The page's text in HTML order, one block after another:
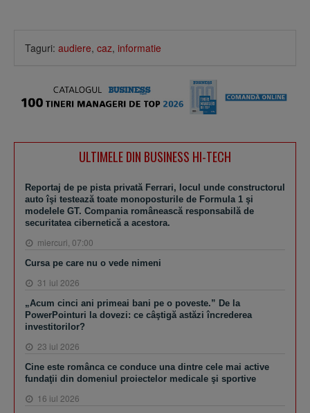
Taguri: audiere, caz, informatie
ULTIMELE DIN BUSINESS HI-TECH
Reportaj de pe pista privată Ferrari, locul unde constructorul
auto îşi testează toate monoposturile de Formula 1 şi
modelele GT. Compania românească responsabilă de
securitatea cibernetică a acestora.
miercuri, 07:00
Cursa pe care nu o vede nimeni
31 iul 2026
„Acum cinci ani primeai bani pe o poveste.” De la
PowerPointuri la dovezi: ce câştigă astăzi încrederea
investitorilor?
23 iul 2026
Cine este românca ce conduce una dintre cele mai active
fundaţii din domeniul proiectelor medicale şi sportive
16 iul 2026